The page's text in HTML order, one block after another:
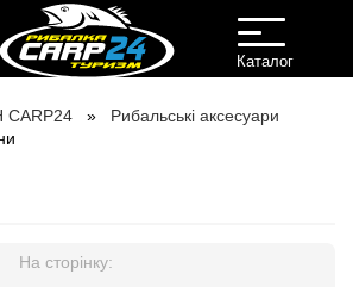
Toggle
navigation
Каталог
Рибальські аксесуари
На сторінку: